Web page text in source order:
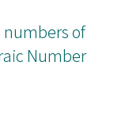
of
Number